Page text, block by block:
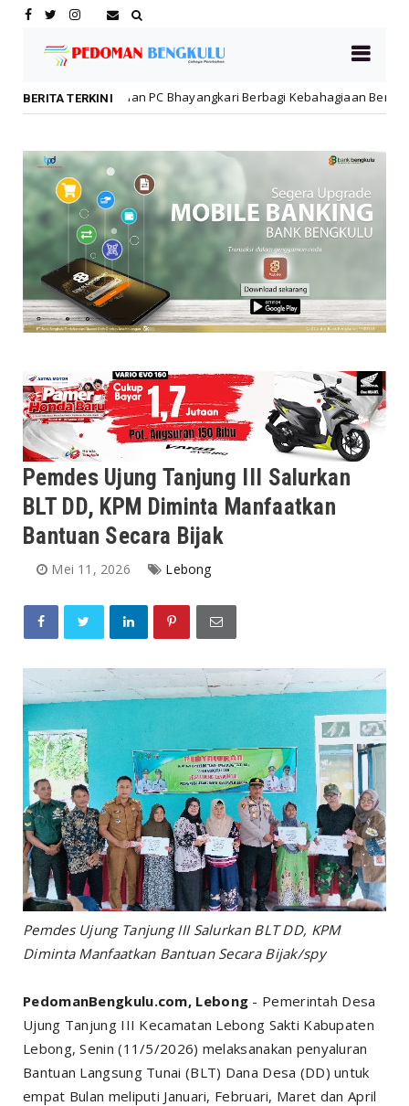
BERITA TERKINI
Bhayangkari Berbagi Kebahagiaan Bersama Anak Panti Asuhan
Pemdes Ujung Tanjung III Salurkan
BLT DD, KPM Diminta Manfaatkan
Bantuan Secara Bijak
Mei 11, 2026 Lebong
Pemdes Ujung Tanjung III Salurkan BLT DD, KPM
Diminta Manfaatkan Bantuan Secara Bijak/spy
PedomanBengkulu.com, Lebong - Pemerintah Desa
Ujung Tanjung III Kecamatan Lebong Sakti Kabupaten
Lebong, Senin (11/5/2026) melaksanakan penyaluran
Bantuan Langsung Tunai (BLT) Dana Desa (DD) untuk
empat Bulan meliputi Januari, Februari, Maret dan April